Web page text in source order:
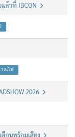
แล้วที่ IBCON
ณไฟ
2026
ตือนพร้อมเสียง